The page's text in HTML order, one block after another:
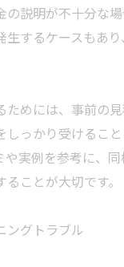
の説明が不十分な
生するケースもあ
ためには、事前の
しっかり受けるこ
や実例を参考に、
ことが大切です。
ングトラブル